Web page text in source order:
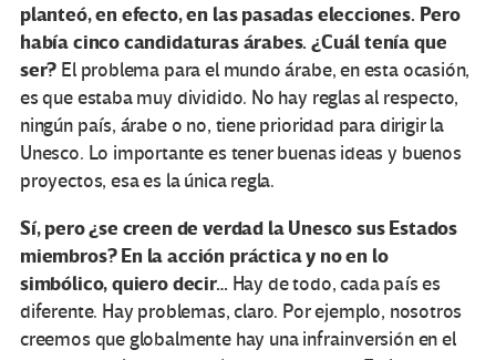
planteó, en efecto, en las pasadas elecciones. Pero
había cinco candidaturas árabes. ¿Cuál tenía que
ser? El problema para el mundo árabe, en esta ocasión,
es que estaba muy dividido. No hay reglas al respecto,
ningún país, árabe o no, tiene prioridad para dirigir la
Unesco. Lo importante es tener buenas ideas y buenos
proyectos, esa es la única regla.
Sí, pero ¿se creen de verdad la Unesco sus Estados
miembros? En la acción práctica y no en lo
simbólico, quiero decir… Hay de todo, cada país es
diferente. Hay problemas, claro. Por ejemplo, nosotros
creemos que globalmente hay una infrainversión en el